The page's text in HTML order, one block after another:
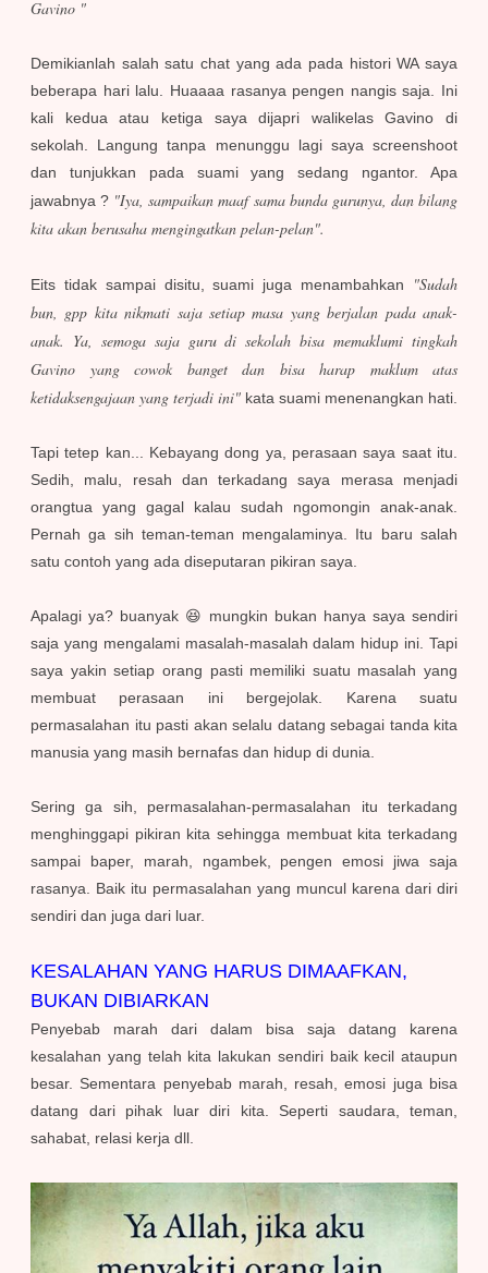
Gavino "
Demikianlah salah satu chat yang ada pada histori WA saya
beberapa hari lalu. Huaaaa rasanya pengen nangis saja. Ini
kali kedua atau ketiga saya dijapri walikelas Gavino di
sekolah. Langung tanpa menunggu lagi saya screenshoot
dan tunjukkan pada suami yang sedang ngantor. Apa
jawabnya ? "Iya, sampaikan maaf sama bunda gurunya, dan bilang
kita akan berusaha mengingatkan pelan-pelan".
Eits tidak sampai disitu, suami juga menambahkan
"Sudah
bun, gpp kita nikmati saja setiap masa yang berjalan pada anak-
anak. Ya, semoga saja guru di sekolah bisa memaklumi tingkah
Gavino yang cowok banget dan bisa harap maklum atas
ketidaksengajaan yang terjadi ini" kata suami menenangkan hati.
Tapi tetep kan... Kebayang dong ya, perasaan saya saat itu.
Sedih, malu, resah dan terkadang saya merasa menjadi
orangtua yang gagal kalau sudah ngomongin anak-anak.
Pernah ga sih teman-teman mengalaminya. Itu baru salah
satu contoh yang ada diseputaran pikiran saya.
Apalagi ya? buanyak 😆 mungkin bukan hanya saya sendiri
saja yang mengalami masalah-masalah dalam hidup ini. Tapi
saya yakin setiap orang pasti memiliki suatu masalah yang
membuat perasaan ini bergejolak. Karena suatu
permasalahan itu pasti akan selalu datang sebagai tanda kita
manusia yang masih bernafas dan hidup di dunia.
Sering ga sih, permasalahan-permasalahan itu terkadang
menghinggapi pikiran kita sehingga membuat kita terkadang
sampai baper, marah, ngambek, pengen emosi jiwa saja
rasanya. Baik itu permasalahan yang muncul karena dari diri
sendiri dan juga dari luar.
KESALAHAN YANG HARUS DIMAAFKAN,
BUKAN DIBIARKAN
Penyebab marah dari dalam bisa saja datang karena
kesalahan yang telah kita lakukan sendiri baik kecil ataupun
besar. Sementara penyebab marah, resah, emosi juga bisa
datang dari pihak luar diri kita. Seperti saudara, teman,
sahabat, relasi kerja dll.